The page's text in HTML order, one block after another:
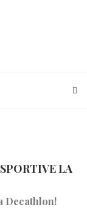
LA
Decathlon!